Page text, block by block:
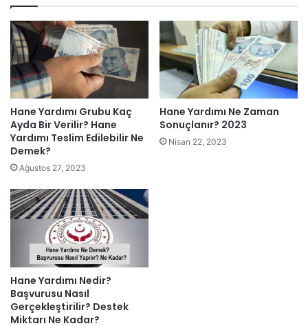
Hane Yardımı Grubu Kaç
Ayda Bir Verilir? Hane
Yardımı Teslim Edilebilir Ne
Demek?
Ağustos 27, 2023
Hane Yardımı Ne Zaman
Sonuçlanır? 2023
Nisan 22, 2023
Hane Yardımı Nedir?
Başvurusu Nasıl
Gerçekleştirilir? Destek
Miktarı Ne Kadar?